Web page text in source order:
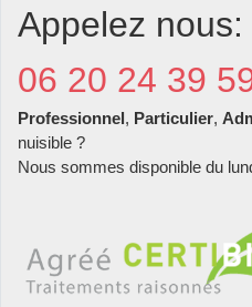
Appelez nous:
06 20 24 39
Professionnel, Particulier,
nuisible ?
Nous sommes disponible du